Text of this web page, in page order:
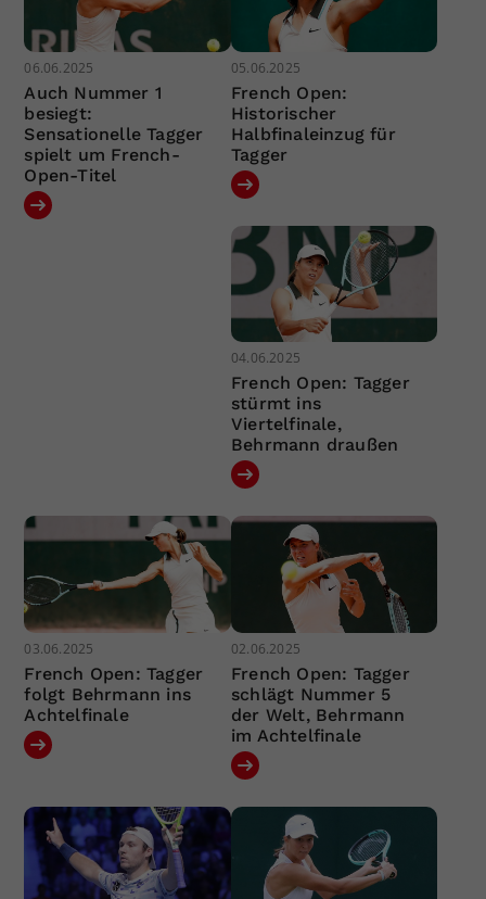
06.06.2025
Auch Nummer 1
besiegt:
Sensationelle Tagger
spielt um French-
Open-Titel
05.06.2025
French Open:
Historischer
Halbfinaleinzug für
Tagger
04.06.2025
French Open: Tagger
stürmt ins
Viertelfinale,
Behrmann draußen
03.06.2025
French Open: Tagger
folgt Behrmann ins
Achtelfinale
02.06.2025
French Open: Tagger
schlägt Nummer 5
der Welt, Behrmann
im Achtelfinale